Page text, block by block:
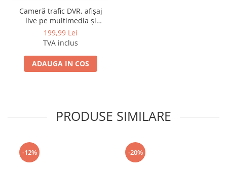
Cameră trafic DVR, afișaj
live pe multimedia și
înregistrare pe SD
199,99 Lei
TVA inclus
ADAUGA IN COS
PRODUSE SIMILARE
-12% -20%